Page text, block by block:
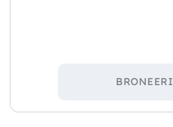
BRONEERI